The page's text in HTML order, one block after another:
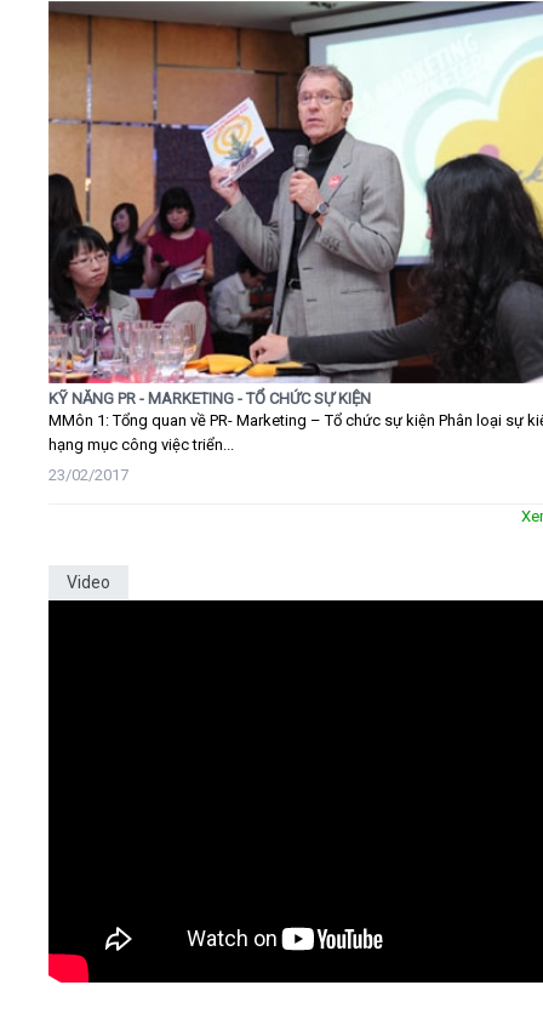
KỸ NĂNG PR - MARKETING - TỔ CHỨC SỰ KIỆN
MMôn 1: Tổng quan về PR- Marketing – Tổ chức sự kiện Phân loại sự
hạng mục công việc triển...
23/02/2017
Video